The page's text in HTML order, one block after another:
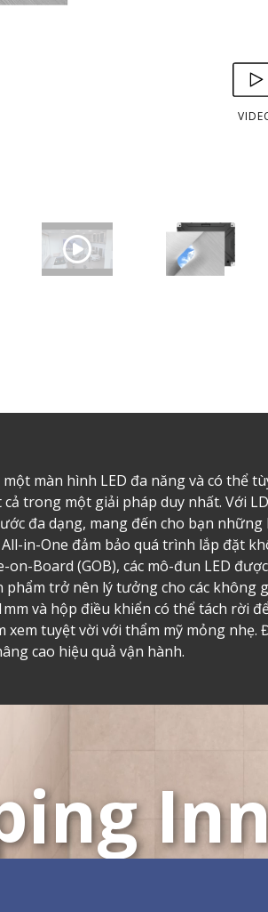
màn hình LED đa năng và có thể
trong một giải pháp duy nhất. Với
đa dạng, mang đến cho bạn
in-One đảm bảo quá trình lắp đặt
Board (GOB), các mô-đun LED
trở nên lý tưởng cho các không
và hộp điều khiển có thể tách rời
xem tuyệt vời với thẩm mỹ mỏng
cao hiệu quả vận hành.